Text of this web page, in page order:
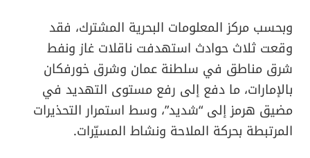
وبحسب مركز المعلومات البحرية المشترك، فقد
وقعت ثلاث حوادث استهدفت ناقلات غاز ونفط
شرق مناطق في سلطنة عمان وشرق خورفكان
بالإمارات، ما دفع إلى رفع مستوى التهديد في
مضيق هرمز إلى “شديد”، وسط استمرار التحذيرات
المرتبطة بحركة الملاحة ونشاط المسيّرات.